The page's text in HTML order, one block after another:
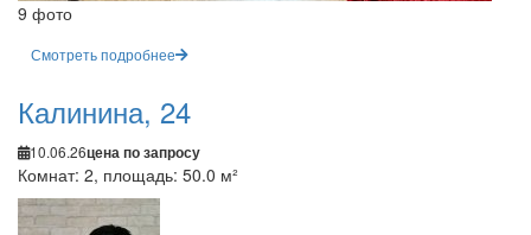
9 фото
Смотреть подробнее
Калинина, 24
10.06.26цена по запросу
Комнат: 2, площадь: 50.0 м²